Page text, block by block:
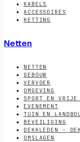
KABELS
ACCESSOIRES
KETTING
Netten
NETTEN
GEBOUW
VERVOER
OMGEVING
SPORT EN
EVENEMENT
TUIN EN
BEVEILIGING
DEKKLEDEN -
OMSLAGEN